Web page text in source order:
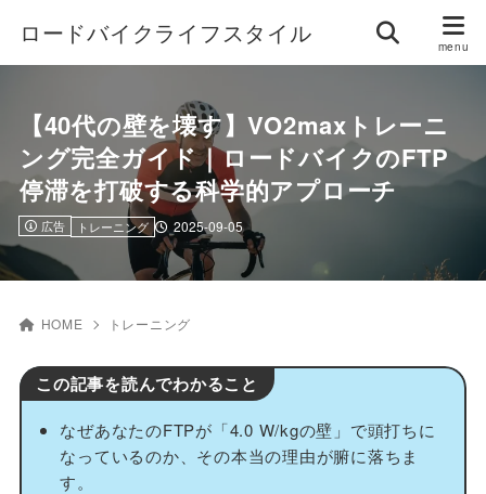
ロードバイクライフスタイル
【40代の壁を壊す】VO2maxトレーニ
ング完全ガイド｜ロードバイクのFTP
停滞を打破する科学的アプローチ
広告 2025-09-05
トレーニング
HOME トレーニング
この記事を読んでわかること
なぜあなたのFTPが「4.0 W/kgの壁」で頭打ちに
なっているのか、その本当の理由が腑に落ちま
す。